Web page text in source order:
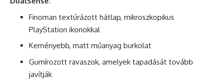
Finoman textúrázott hátlap, mikroszkopikus
PlayStation ikonokkal
Keményebb, matt műanyag burkolat
Gumírozott ravaszok, amelyek tapadását tovább
javítják